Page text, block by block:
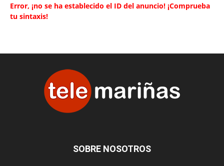
Error, ¡no se ha establecido el ID del anuncio! ¡Comprueba
tu sintaxis!
SOBRE NOSOTROS